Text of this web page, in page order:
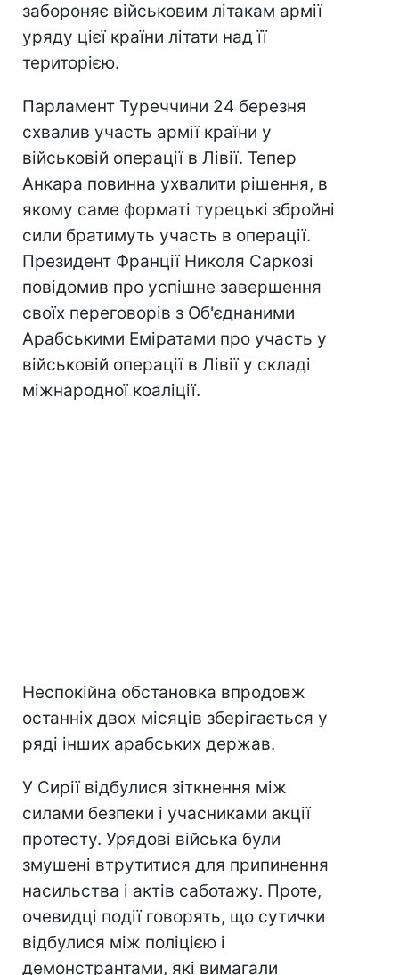
забороняє військовим літакам армії
уряду цієї країни літати над її
територією.
Парламент Туреччини 24 березня
схвалив участь армії країни у
військовій операції в Лівії. Тепер
Анкара повинна ухвалити рішення, в
якому саме форматі турецькі збройні
сили братимуть участь в операції.
Президент Франції Николя Саркозі
повідомив про успішне завершення
своїх переговорів з Об'єднаними
Арабськими Еміратами про участь у
військовій операції в Лівії у складі
міжнародної коаліції.
Неспокійна обстановка впродовж
останніх двох місяців зберігається у
ряді інших арабських держав.
У Сирії відбулися зіткнення між
силами безпеки і учасниками акції
протесту. Урядові війська були
змушені втрутитися для припинення
насильства і актів саботажу. Проте,
очевидці події говорять, що сутички
відбулися між поліцією і
демонстрантами, які вимагали